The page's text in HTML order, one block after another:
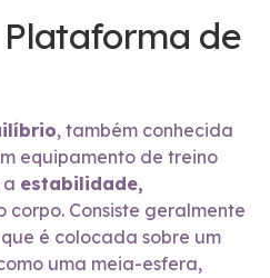
de
, também conhecida
equipamento de treino
estabilidade,
corpo. Consiste geralmente
é colocada sobre um
uma meia-esfera,